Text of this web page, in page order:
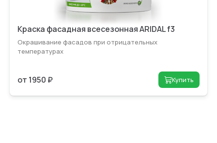
Краска фасадная всесезонная ARIDAL f3
Окрашивание фасадов при отрица­тельных
температурах
от 1950 ₽ Купить